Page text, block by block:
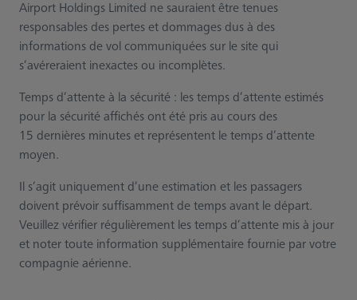
Airport Holdings Limited ne sauraient être tenues
responsables des pertes et dommages dus à des
informations de vol communiquées sur le site qui
s’avéreraient inexactes ou incomplètes.
Temps d’attente à la sécurité : les temps d’attente estimés
pour la sécurité affichés ont été pris au cours des
15 dernières minutes et représentent le temps d’attente
moyen.
Il s’agit uniquement d’une estimation et les passagers
doivent prévoir suffisamment de temps avant le départ.
Veuillez vérifier régulièrement les temps d’attente mis à jour
et noter toute information supplémentaire fournie par votre
compagnie aérienne.